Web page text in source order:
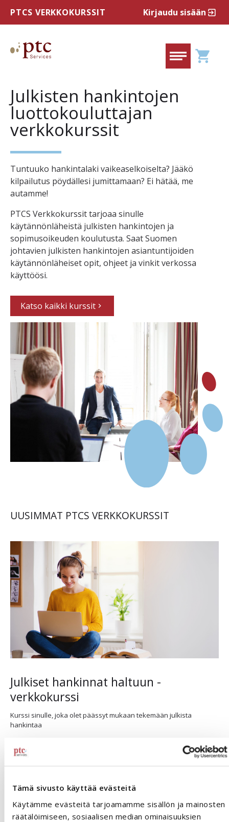
Tämä sivusto käyttää evästeitä
Käytämme evästeitä tarjoamamme sisällön ja mainosten
räätälöimiseen, sosiaalisen median ominaisuuksien
the
content
PTCS VERKKOKURSSIT Kirjaudu sisään exit_to_app
shopping_cart
Julkisten hankintojen
luottokouluttajan
verkkokurssit
Tuntuuko hankintalaki vaikeaselkoiselta? Jääkö
kilpailutus pöydällesi jumittamaan? Ei hätää, me
autamme!
PTCS Verkkokurssit tarjoaa sinulle
käytännönläheistä julkisten hankintojen ja
sopimusoikeuden koulutusta. Saat Suomen
johtavien julkisten hankintojen asiantuntijoiden
käytännönläheiset opit, ohjeet ja vinkit verkossa
käyttöösi.
Katso kaikki kurssit
UUSIMMAT PTCS VERKKOKURSSIT
Julkiset hankinnat haltuun -
verkkokurssi
Kurssi sinulle, joka olet päässyt mukaan tekemään julkista
hankintaa
235.00
Lue lisää